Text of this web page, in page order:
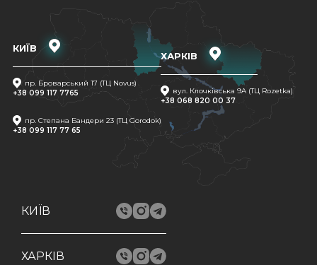
КИЇВ
пр. Броварський 17 (ТЦ Novus)
+38 099 117 7765
пр. Степана Бандери 23 (ТЦ Gorodok)
+38 099 117 77 65
ХАРКІВ
вул. Клочківська 9A (ТЦ Rozetka)
+38 068 820 00 37
КИЇВ
ХАРКІВ